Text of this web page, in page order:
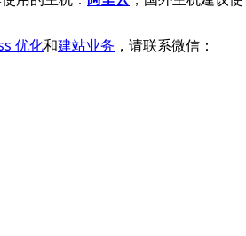
优化和建站业务 ，请联系微信：